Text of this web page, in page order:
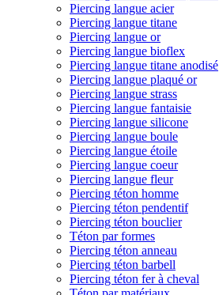
Piercing langue acier
Piercing langue titane
Piercing langue or
Piercing langue bioflex
Piercing langue titane anodisé
Piercing langue plaqué or
Piercing langue strass
Piercing langue fantaisie
Piercing langue silicone
Piercing langue boule
Piercing langue étoile
Piercing langue coeur
Piercing langue fleur
Piercing téton homme
Piercing téton pendentif
Piercing téton bouclier
Téton par formes
Piercing téton anneau
Piercing téton barbell
Piercing téton fer à cheval